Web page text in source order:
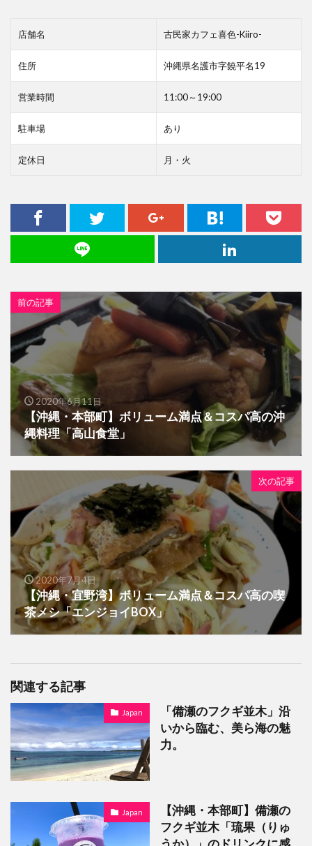
店舗名 古民家カフェ喜色-Kiiro-
住所 沖縄県名護市字饒平名19
営業時間 11:00～19:00
駐車場 あり
定休日 月・火
前の記事
2020年6月11日
【沖縄・本部町】ボリューム満点＆コスパ高の沖
縄料理「高山食堂」
次の記事
2020年7月4日
【沖縄・宜野湾】ボリューム満点＆コスパ高の喫
茶メシ「エンジョイBOX」
関連する記事
Japan
「備瀬のフクギ並木」沿
いから臨む、美ら海の魅
力。
Japan
【沖縄・本部町】備瀬の
フクギ並木「琉果（りゅ